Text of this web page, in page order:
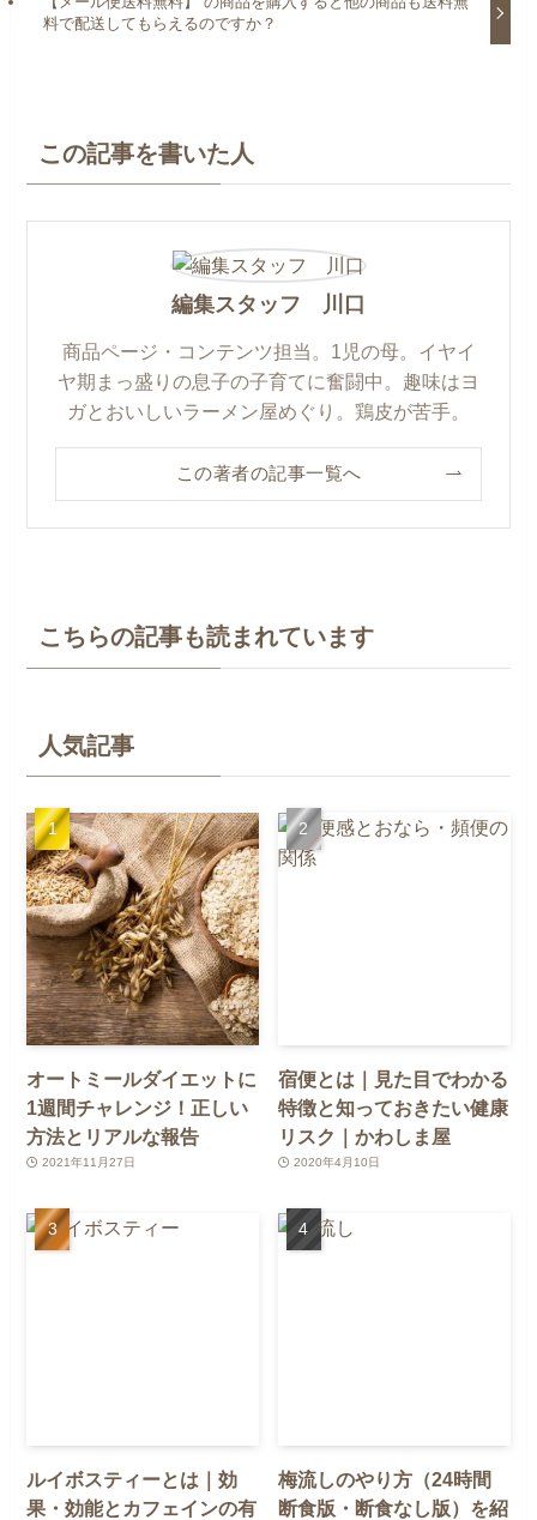
料で配送してもらえるのですか？
この記事を書いた人
編集スタッフ 川口
商品ページ・コンテンツ担当。1児の母。イヤイ
ヤ期まっ盛りの息子の子育てに奮闘中。趣味はヨ
ガとおいしいラーメン屋めぐり。鶏皮が苦手。
この著者の記事一覧へ
こちらの記事も読まれています
人気記事
オートミールダイエットに
1週間チャレンジ！正しい
方法とリアルな報告
2021年11月27日
宿便とは｜見た目でわかる
特徴と知っておきたい健康
リスク｜かわしま屋
2020年4月10日
ルイボスティーとは｜効
果・効能とカフェインの有
梅流しのやり方（24時間
断食版・断食なし版）を紹